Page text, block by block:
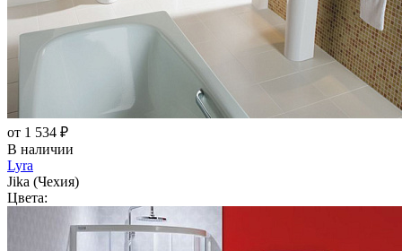
от 1 534 ₽
В наличии
Lyra
Jika (Чехия)
Цвета: